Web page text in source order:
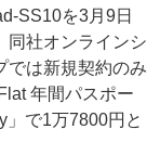
SS10を3月9日
同社オンラインシ
では新規契約のみ
年間パスポー
」で1万7800円と